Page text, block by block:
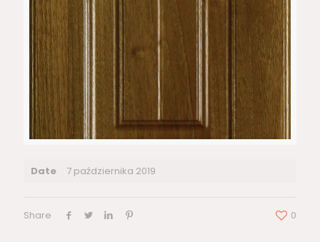
Date 7 października 2019
Share 0